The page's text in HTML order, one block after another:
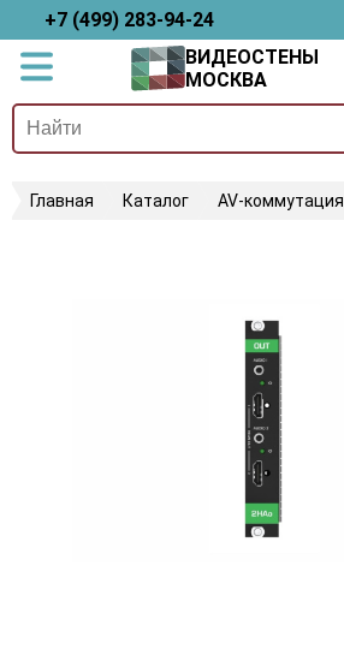
+7 (499) 283-94-24
ВИДЕОСТЕНЫ
МОСКВА
Главная Каталог AV-коммутация